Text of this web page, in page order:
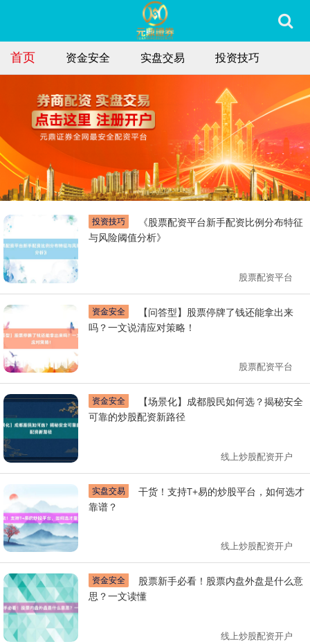
首页 资金安全 实盘交易 投资技巧
投资技巧
与风险阈值分析》
股票配资平台
资金安全
吗？一文说清应对策略！
股票配资平台
资金安全
可靠的炒股配资新路径
线上炒股配资开户
实盘交易
靠谱？
线上炒股配资开户
资金安全
思？一文读懂
线上炒股配资开户